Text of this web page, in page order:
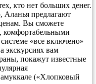
кто нет больших денег.
Аланья предлагают
Вы сможете
комфортабельными
«все включено»
экскурсиях вам
покажут известные
(«Хлопковый